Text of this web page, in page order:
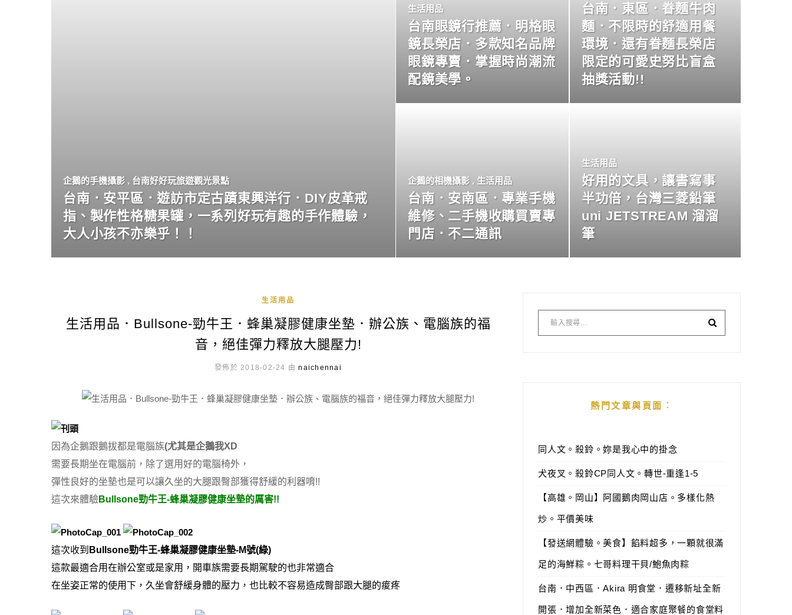
企鵝的手機攝影 , 台南好好玩旅遊觀光景點
台南．安平區．遊訪市定古蹟東興洋行．DIY皮革戒
指、製作性格糖果罐，一系列好玩有趣的手作體驗，
大人小孩不亦樂乎！！
生活用品
台南眼鏡行推薦．明格眼
鏡長榮店．多款知名品牌
眼鏡專賣．掌握時尚潮流
配鏡美學。
台南．東區．眷麵牛肉
麵．不限時的舒適用餐
環境．還有眷麵長榮店
限定的可愛史努比盲盒
抽獎活動!!
企鵝的相機攝影 , 生活用品
台南．安南區．專業手機
維修、二手機收購買賣專
門店．不二通訊
生活用品
好用的文具，讓書寫事
半功倍，台灣三菱鉛筆
uni JETSTREAM 溜溜
筆
生活用品
生活用品．Bullsone-勁牛王．蜂巢凝膠健康坐墊．辦公族、電腦族的福
音，絕佳彈力釋放大腿壓力!
發佈於 2018-02-24 由naichennai
因為企鵝跟鵝拔都是電腦族(尤其是企鵝我XD
需要長期坐在電腦前，除了選用好的電腦椅外，
彈性良好的坐墊也是可以讓久坐的大腿跟臀部獲得舒緩的利器唷!!
這次來體驗Bullsone勁牛王-蜂巢凝膠健康坐墊的厲害!!
這次收到 Bullsone勁牛王-蜂巢凝膠健康坐墊-M號(綠)
這款最適合用在辦公室或是家用，開車族需要長期駕駛的也非常適合
在坐姿正常的使用下，久坐會舒緩身體的壓力，也比較不容易造成臀部跟大腿的痠疼
熱門文章與頁面︰
同人文。殺鈴。妳是我心中的掛念
犬夜叉。殺鈴CP同人文。轉世-重逢1-5
【高雄。岡山】阿國鵝肉岡山店。多樣化熱
炒。平價美味
【發送網體驗。美食】餡料超多，一顆就很滿
足的海鮮粽。七哥料理干貝/鮑魚肉粽
台南．中西區．Akira 明食堂．遷移新址全新
開張．增加全新菜色．適合家庭聚餐的食堂料